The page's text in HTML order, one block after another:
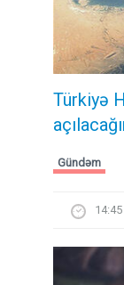
Türkiyə
Gündəm
14:45